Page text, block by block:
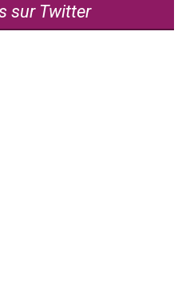
sur Twitter